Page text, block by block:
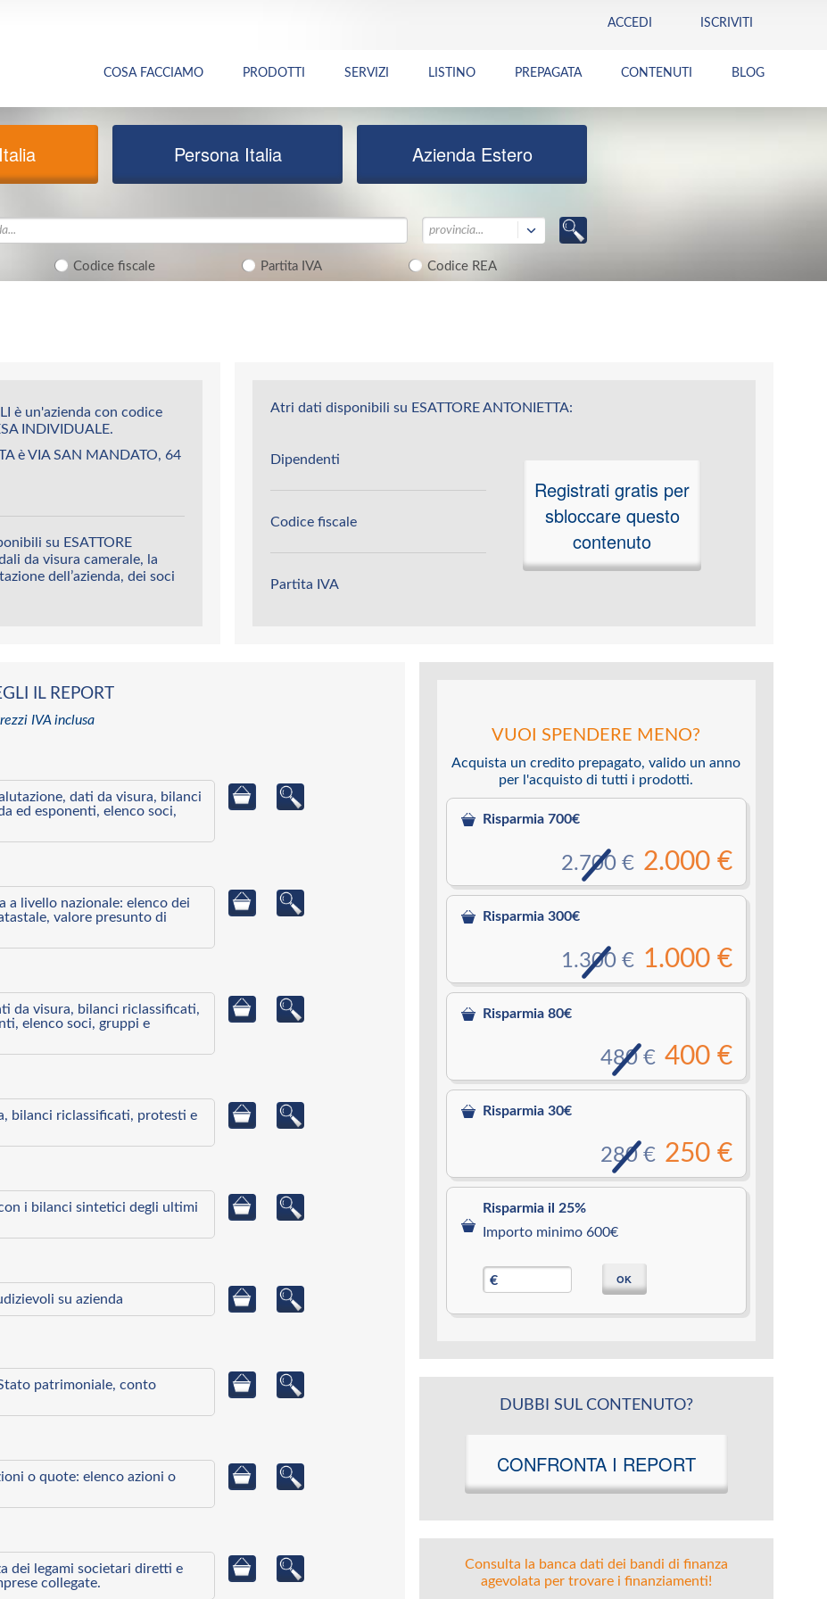
ACCEDI ISCRIVITI
COSA FACCIAMO PRODOTTI SERVIZI LISTINO PREPAGATA CONTENUTI BLOG
Persona Italia Azienda Estero
Codice fiscale Partita IVA Codice REA
provincia...
è un'azienda con codice
INDIVIDUALE.
è VIA SAN MANDATO, 64
su ESATTORE
da visura camerale, la
dell’azienda, dei soci
Atri dati disponibili su ESATTORE ANTONIETTA:
Dipendenti
Codice fiscale
Partita IVA
Registrati gratis per
sbloccare questo
contenuto
IL REPORT
IVA inclusa
dati da visura, bilanci
ed esponenti, elenco soci,
a livello nazionale: elenco dei
valore presunto di
da visura, bilanci riclassificati,
elenco soci, gruppi e
bilanci riclassificati, protesti e
i bilanci sintetici degli ultimi
su azienda
patrimoniale, conto
o quote: elenco azioni o
dei legami societari diretti e
collegate.
VUOI SPENDERE MENO?
Acquista un credito prepagato, valido un anno
per l'acquisto di tutti i prodotti.
Risparmia 700€
2.000 €
2.700 €
Risparmia 300€
1.000 €
1.300 €
Risparmia 80€
400 €
480 €
Risparmia 30€
250 €
280 €
Risparmia il 25%
Importo minimo 600€
€ OK
DUBBI SUL CONTENUTO?
CONFRONTA I REPORT
Consulta la banca dati dei bandi di finanza
agevolata per trovare i finanziamenti!